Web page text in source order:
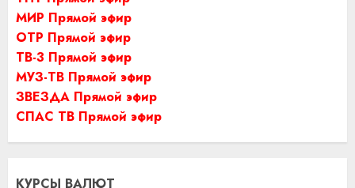
МИР Прямой эфир
ОТР Прямой эфир
ТВ-3 Прямой эфир
МУЗ-ТВ Прямой эфир
ЗВЕЗДА Прямой эфир
СПАС ТВ Прямой эфир
КУРСЫ ВАЛЮТ